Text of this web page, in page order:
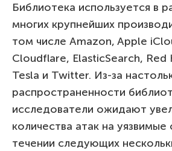
Библиотека используется в
многих крупнейших
том числе Amazon, Apple
Cloudflare, ElasticSearch, Red
Tesla и Twitter. Из-за
распространенности
исследователи ожидают
количества атак на уязвимые
течении следующих